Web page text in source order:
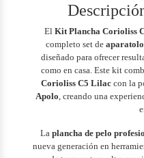
El Kit Plancha Corioliss
completo set de
diseñado para ofrecer
como en casa. Este kit
Corioliss C5 Lilac con la
Apolo , creando una
La plancha de pelo
nueva generación en